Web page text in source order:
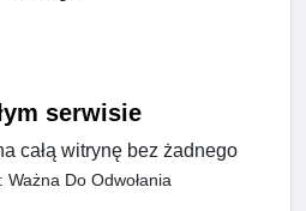
serwisie
całą witrynę bez żadnego
Ważna Do Odwołania